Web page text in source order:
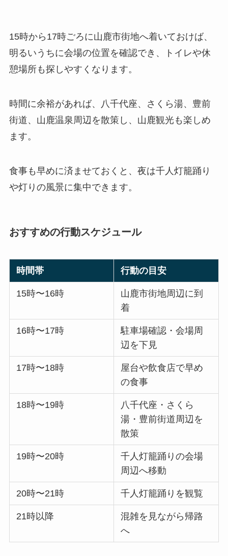
15時から17時ごろに山鹿市街地へ着いておけば、
明るいうちに会場の位置を確認でき、トイレや休
憩場所も探しやすくなります。
時間に余裕があれば、八千代座、さくら湯、豊前
街道、山鹿温泉周辺を散策し、山鹿観光も楽しめ
ます。
食事も早めに済ませておくと、夜は千人灯籠踊り
や灯りの風景に集中できます。
おすすめの行動スケジュール
時間帯 行動の目安
15時〜16時
山鹿市街地周辺に到
着
16時〜17時
駐車場確認・会場周
辺を下見
17時〜18時
屋台や飲食店で早め
の食事
18時〜19時
八千代座・さくら
湯・豊前街道周辺を
散策
19時〜20時
千人灯籠踊りの会場
周辺へ移動
20時〜21時 千人灯籠踊りを観覧
21時以降
混雑を見ながら帰路
へ